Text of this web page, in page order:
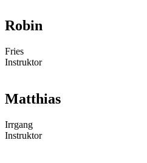
Robin
Fries
Instruktor
Matthias
Irrgang
Instruktor